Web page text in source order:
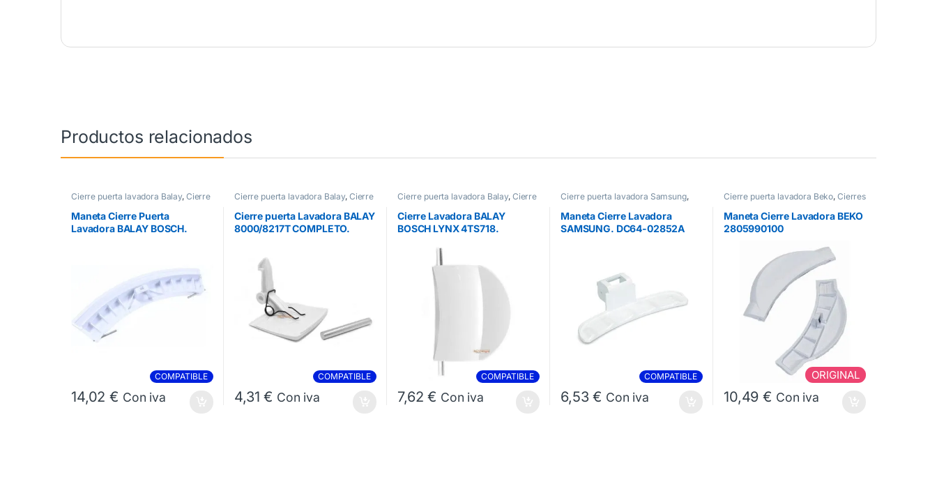
Productos relacionados
Cierre puerta lavadora Balay, Cierre
puerta lavadora Bosch
Cierres
Lavadora
Maneta Cierre Puerta
Lavadora BALAY BOSCH.
COMPATIBLE
14,02€ Con iva
Cierre puerta lavadora Balay, Cierre
puerta lavadora Bosch
Cierres
Lavadora
Cierre puerta Lavadora BALAY
8000/8217T COMPLETO.
COMPATIBLE
4,31€ Con iva
Cierre puerta lavadora Balay, Cierre
puerta lavadora Bosch
Cierres
Lavadora
Cierre Lavadora BALAY
BOSCH LYNX 4TS718.
COMPATIBLE
7,62€ Con iva
Cierre puerta lavadora Samsung,
Cierres Lavadora
Maneta Cierre Lavadora
SAMSUNG. DC64-02852A
COMPATIBLE
6,53€ Con iva
Cierre puerta lavadora Beko, Cierres
Lavadora
Maneta Cierre Lavadora BEKO
2805990100
ORIGINAL
10,49€ Con iva